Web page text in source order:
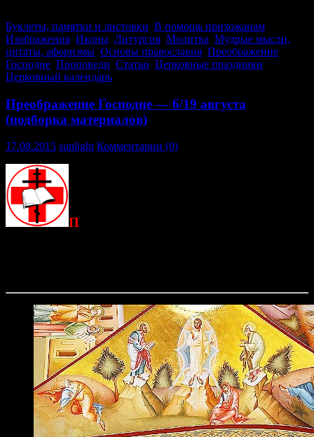
Буклеты, памятки и листовки В помощь прихожанам
Изображения Иконы Литургия Молитва Мудрые мысли,
цитаты, афоризмы Основы православия Преображение
Господне Проповеди Статьи Церковные праздники
Церковный календарь
Преображение Господне — 6/19 августа
(подборка материалов)
17.08.2015 sunlight Комментарии (0)
П